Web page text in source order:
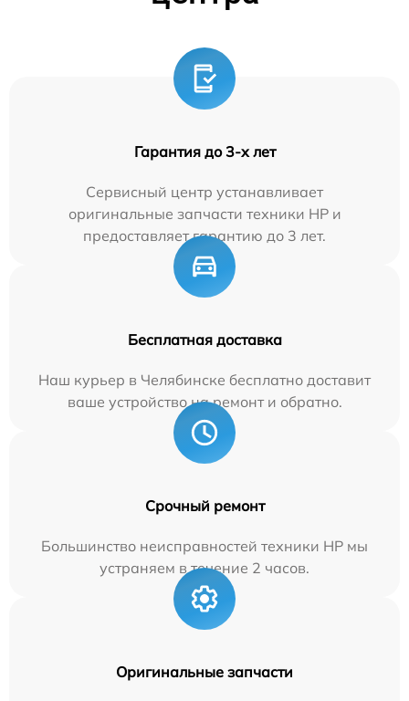
Гарантия до 3-х лет
Сервисный центр устанавливает
оригинальные запчасти техники HP и
предоставляет гарантию до 3 лет.
Бесплатная доставка
Наш курьер в Челябинске бесплатно доставит
ваше устройство на ремонт и обратно.
Срочный ремонт
Большинство неисправностей техники HP мы
устраняем в течение 2 часов.
Оригинальные запчасти